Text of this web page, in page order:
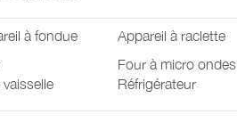
à fondue
Appareil à raclette
Four à micro ondes
vaisselle
Réfrigérateur